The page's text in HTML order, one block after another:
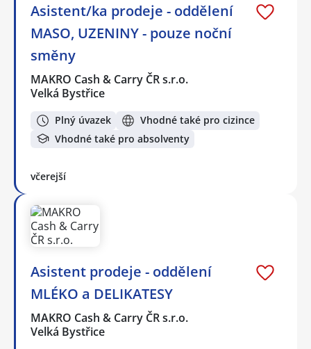
Asistent/ka prodeje - oddělení
MASO, UZENINY - pouze noční
směny
MAKRO Cash & Carry ČR s.r.o.
Velká Bystřice
Plný úvazek
Vhodné také pro cizince
Vhodné také pro absolventy
včerejší
Asistent prodeje - oddělení
MLÉKO a DELIKATESY
MAKRO Cash & Carry ČR s.r.o.
Velká Bystřice